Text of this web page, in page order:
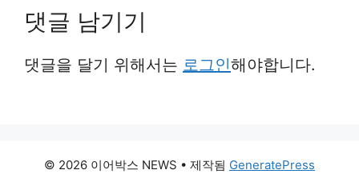
댓글 남기기
댓글을 달기 위해서는 로그인해야합니다.
© 2026 이어박스 NEWS • 제작됨 GeneratePress